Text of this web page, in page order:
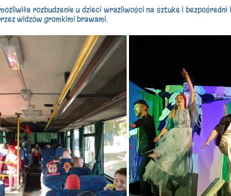
rozbudzenie u dzieci wrażliwości na sztukę i
widzów gromkimi brawami.